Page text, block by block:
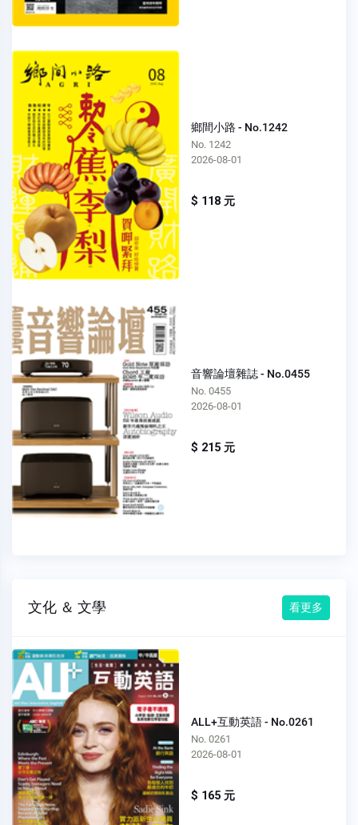
鄉間小路 - No.1242
No. 1242
2026-08-01
$ 118 元
音響論壇雜誌 - No.0455
No. 0455
2026-08-01
$ 215 元
文化 ＆ 文學 看更多
ALL+互動英語 - No.0261
No. 0261
2026-08-01
$ 165 元